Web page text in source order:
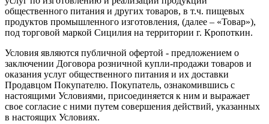
общественного питания и других товаров, в т.ч. пищевых
продуктов промышленного изготовления, (далее – «Товар»),
под торговой маркой Сицилия на территории г. Кропоткин.
Условия являются публичной офертой - предложением о
заключении Договора розничной купли-продажи товаров и
оказания услуг общественного питания и их доставки
Продавцом Покупателю. Покупатель, ознакомившись с
настоящими Условиями, присоединяется к ним и выражает
свое согласие с ними путем совершения действий, указанных
в настоящих Условиях.